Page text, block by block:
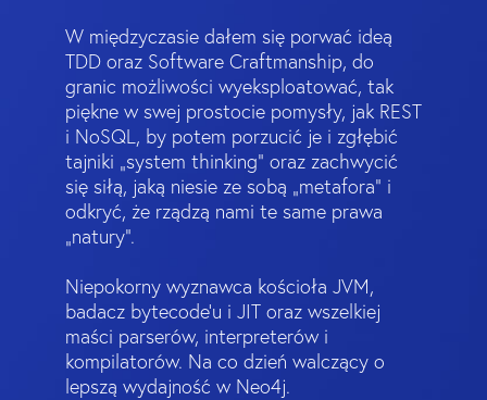
W międzyczasie dałem się porwać ideą
TDD oraz Software Craftmanship, do
granic możliwości wyeksploatować, tak
piękne w swej prostocie pomysły, jak REST
i NoSQL, by potem porzucić je i zgłębić
tajniki „system thinking” oraz zachwycić
się siłą, jaką niesie ze sobą „metafora” i
odkryć, że rządzą nami te same prawa
„natury”.
Niepokorny wyznawca kościoła JVM,
badacz bytecode’u i JIT oraz wszelkiej
maści parserów, interpreterów i
kompilatorów. Na co dzień walczący o
lepszą wydajność w Neo4j.